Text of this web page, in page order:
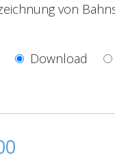
von
Download